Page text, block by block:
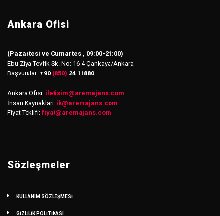
Ankara Ofisi
(Pazartesi ve Cumartesi, 09:00-21:00)
Ebu Ziya Tevfik Sk. No: 16-4 Çankaya/Ankara
Başvurular: +90 (850) 24 11880
Ankara Ofisi: iletisim@aremajans.com
İnsan Kaynakları: ik@aremajans.com
Fiyat Teklifi: fiyat@aremajans.com
Sözleşmeler
KULLANIM SÖZLEŞMESİ
GİZLİLİK POLİTİKASI